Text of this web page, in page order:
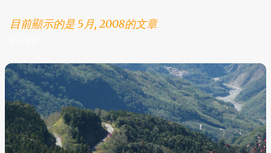
目前顯示的是 5月, 2008的文章
發
表
文